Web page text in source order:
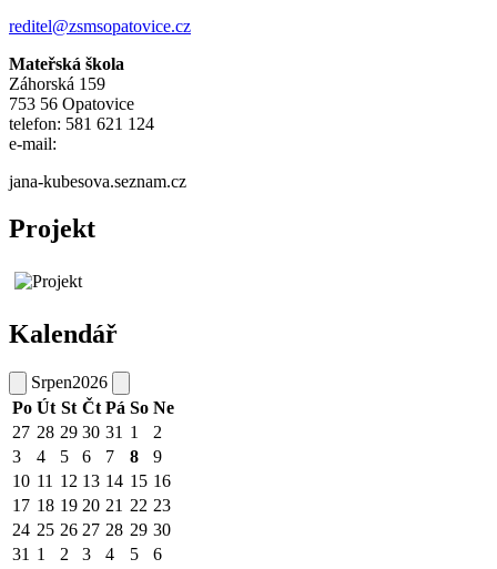
reditel@zsmsopatovice.cz
Mateřská škola
Záhorská 159
753 56 Opatovice
telefon: 581 621 124
e-mail:
jana-kubesova.seznam.cz
Projekt
Kalendář
Srpen2026
Po Út St Čt Pá So Ne
27 28 29 30 31 1
2
3
4 5 6 7 8
9
10 11 12 13 14 15 16
17 18 19 20 21 22 23
24 25 26 27 28 29 30
31 1 2 3 4 5 6